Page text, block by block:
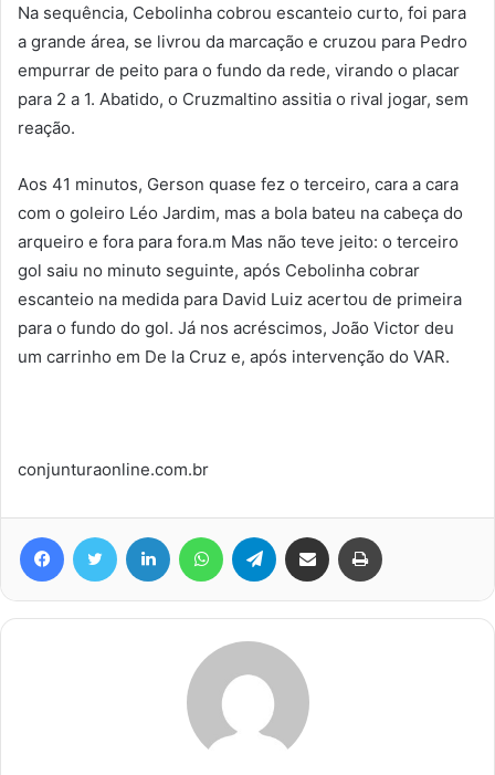
Na sequência, Cebolinha cobrou escanteio curto, foi para
a grande área, se livrou da marcação e cruzou para Pedro
empurrar de peito para o fundo da rede, virando o placar
para 2 a 1. Abatido, o Cruzmaltino assitia o rival jogar, sem
reação.
Aos 41 minutos, Gerson quase fez o terceiro, cara a cara
com o goleiro Léo Jardim, mas a bola bateu na cabeça do
arqueiro e fora para fora.m Mas não teve jeito: o terceiro
gol saiu no minuto seguinte, após Cebolinha cobrar
escanteio na medida para David Luiz acertou de primeira
para o fundo do gol. Já nos acréscimos, João Victor deu
um carrinho em De la Cruz e, após intervenção do VAR.
conjunturaonline.com.br
FacebookTwitter Linkedin WhatsAppTelegram Compartilhar via e-mail